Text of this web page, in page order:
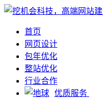
首页
网页设计
包年优化
整站优化
行业合作
优质服务